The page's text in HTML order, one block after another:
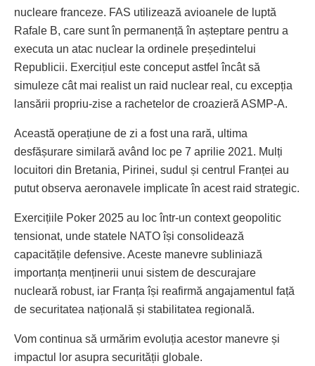
nucleare franceze. FAS utilizează avioanele de luptă
Rafale B, care sunt în permanență în așteptare pentru a
executa un atac nuclear la ordinele președintelui
Republicii. Exercițiul este conceput astfel încât să
simuleze cât mai realist un raid nuclear real, cu excepția
lansării propriu-zise a rachetelor de croazieră ASMP-A.
Această operațiune de zi a fost una rară, ultima
desfășurare similară având loc pe 7 aprilie 2021. Mulți
locuitori din Bretania, Pirinei, sudul și centrul Franței au
putut observa aeronavele implicate în acest raid strategic.
Exercițiile Poker 2025 au loc într-un context geopolitic
tensionat, unde statele NATO își consolidează
capacitățile defensive. Aceste manevre subliniază
importanța menținerii unui sistem de descurajare
nucleară robust, iar Franța își reafirmă angajamentul față
de securitatea națională și stabilitatea regională.
Vom continua să urmărim evoluția acestor manevre și
impactul lor asupra securității globale.